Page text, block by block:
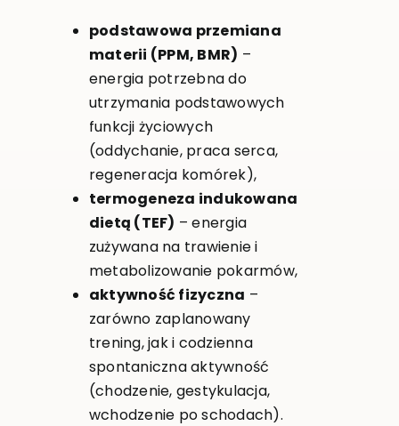
podstawowa przemiana
materii (PPM, BMR) –
energia potrzebna do
utrzymania podstawowych
funkcji życiowych
(oddychanie, praca serca,
regeneracja komórek),
termogeneza indukowana
dietą (TEF) – energia
zużywana na trawienie i
metabolizowanie pokarmów,
aktywność fizyczna –
zarówno zaplanowany
trening, jak i codzienna
spontaniczna aktywność
(chodzenie, gestykulacja,
wchodzenie po schodach).